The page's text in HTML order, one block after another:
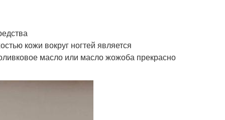
кожи вокруг ногтей является
масло или масло жожоба прекрасно